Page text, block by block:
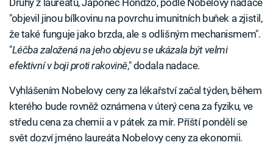
"objevil jinou bílkovinu na povrchu imunitních buňek a zjistil,
že také funguje jako brzda, ale s odlišným mechanismem".
"Léčba založená na jeho objevu se ukázala být velmi
efektivní v boji proti rakovině," dodala nadace.
Vyhlášením Nobelovy ceny za lékařství začal týden, během
kterého bude rovněž oznámena v úterý cena za fyziku, ve
středu cena za chemii a v pátek za mír. Příští pondělí se
svět dozví jméno laureáta Nobelovy ceny za ekonomii.